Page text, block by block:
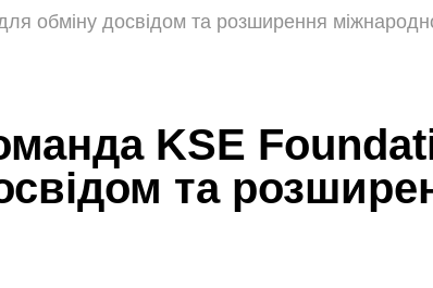
обміну досвідом та розширення
KSE
та